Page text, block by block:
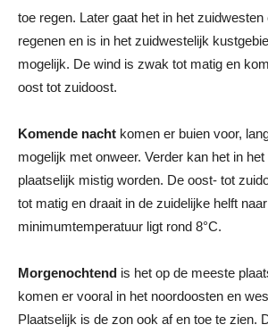
toe regen. Later gaat het in het
regenen en is in het zuidwestelijk
mogelijk. De wind is zwak tot matig en
oost tot zuidoost.
Komende nacht komen er buien voor,
mogelijk met onweer. Verder kan het in
plaatselijk mistig worden. De oost- tot
tot matig en draait in de zuidelijke helft
minimumtemperatuur ligt rond 8°C.
Morgenochtend is het op de meeste
komen er vooral in het noordoosten en
Plaatselijk is de zon ook af en toe te zien.